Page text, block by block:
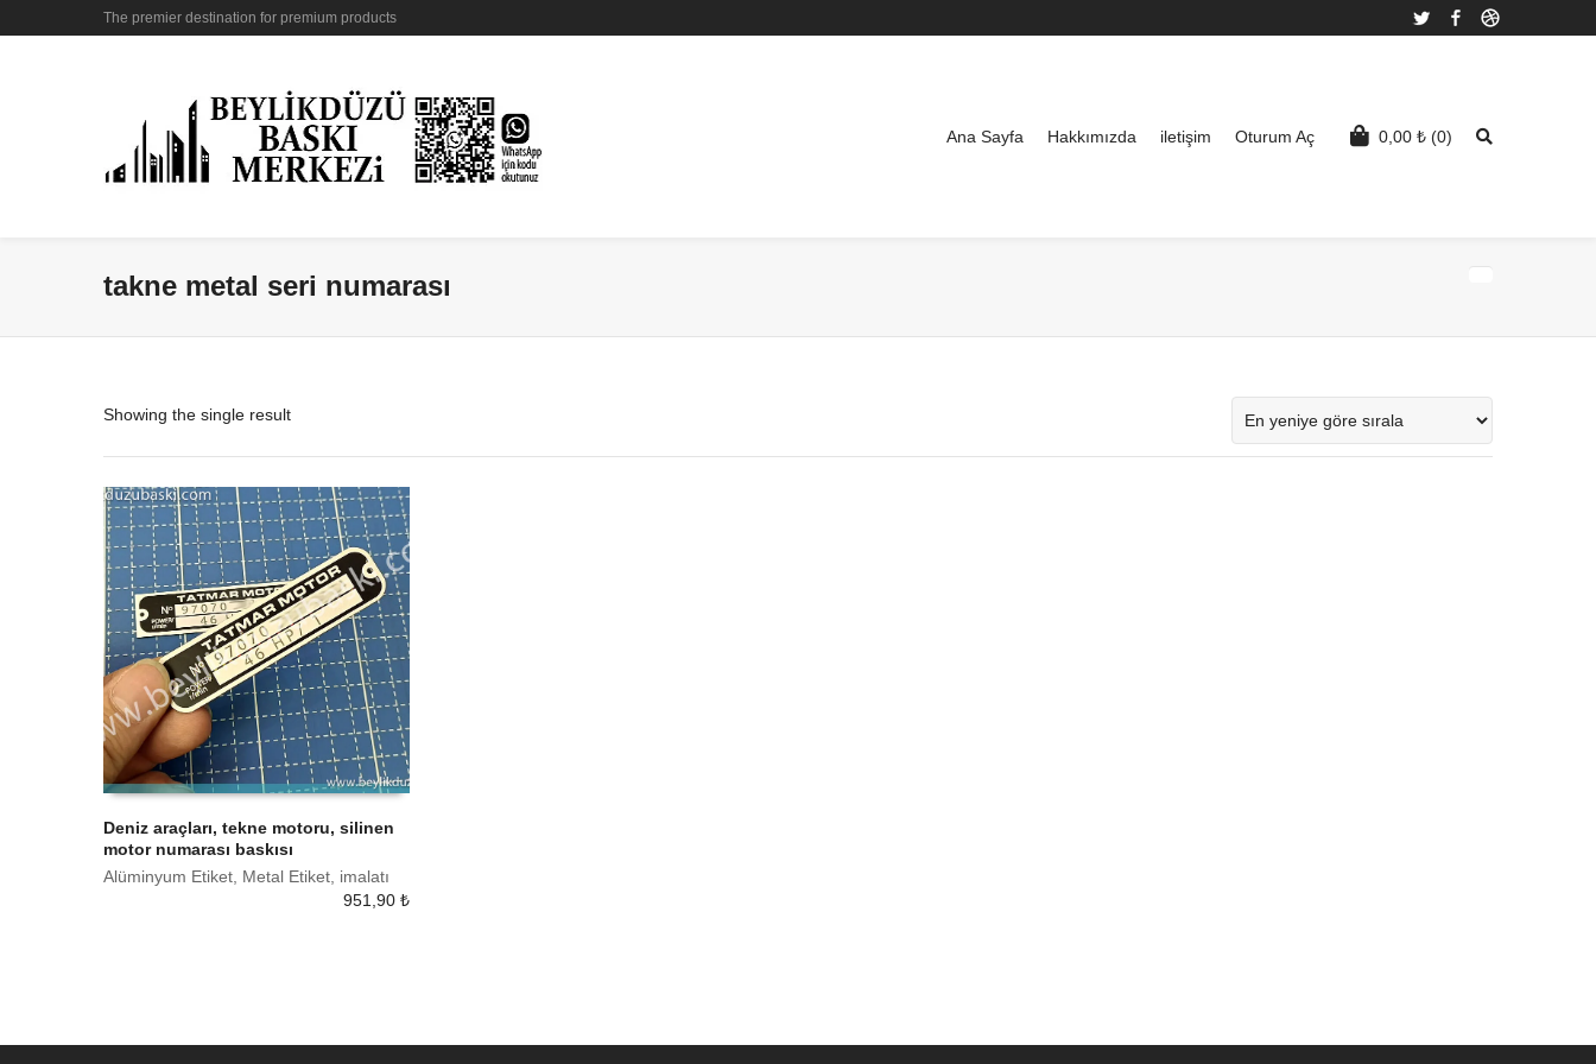
The premier destination for premium products Twitter Facebook
0,00 ₺ (0)
Ana Sayfa Hakkımızda iletişim Oturum Aç
takne metal seri numarası
Showing the single result
Deniz araçları, tekne motoru, silinen
motor numarası baskısı
Alüminyum Etiket, Metal Etiket, imalatı
951,90 ₺